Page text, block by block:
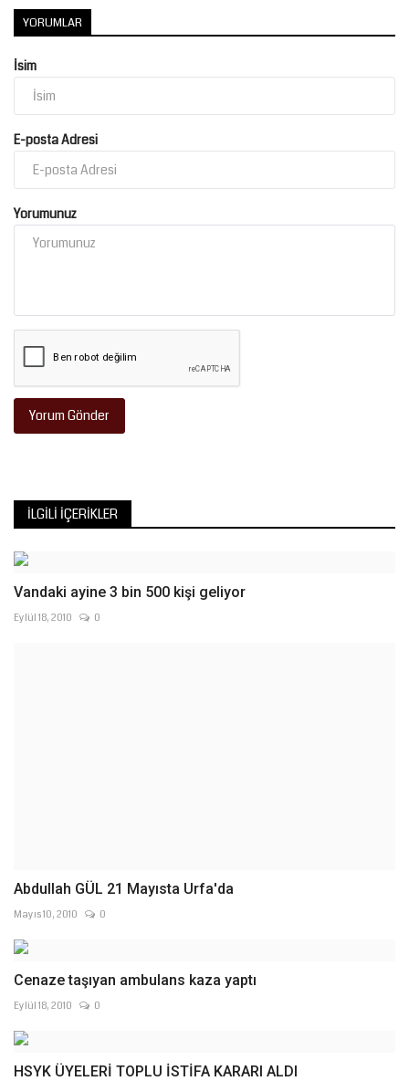
Kültür Sanat
YORUMLAR
İsim
E-posta Adresi
Yorumunuz
Yorum Gönder
İLGILI İÇERIKLER
Vandaki ayine 3 bin 500 kişi geliyor
Eylül 18, 2010 0
Abdullah GÜL 21 Mayısta Urfa'da
Mayıs 10, 2010 0
Cenaze taşıyan ambulans kaza yaptı
Eylül 18, 2010 0
HSYK ÜYELERİ TOPLU İSTİFA KARARI ALDI